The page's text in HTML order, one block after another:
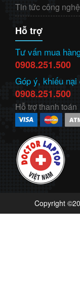
Tin tức công nghệ
Hỗ trợ
Tư vấn mua
0908.251.500
Góp ý, khiếu
0908.251.500
Hỗ trợ thanh toán
Copyright